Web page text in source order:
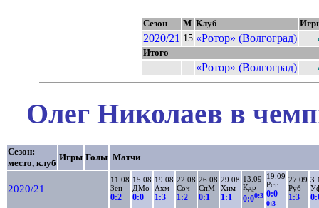
Сезон М Клуб
2020/21 15 «Ротор» (Волгоград)
Итого
«Ротор» (Волгоград)
Олег Николаев в
Сезон:
место, клуб
Игры Голы Матчи
2020/21
11.08
Зен
0:2
15.08
ДМо
0:0
19.08
Ахм
1:3
22.08
Соч
1:2
26.08
СпМ
0:1
29.08
Хим
1:1
13.09
Кдр
0:00:3
19.09
Рст
0:0
0:3
27.09
Руб
1:3